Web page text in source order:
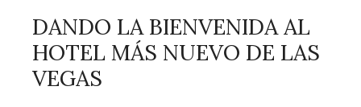
DANDO LA BIENVENIDA AL
HOTEL MÁS NUEVO DE LAS
VEGAS